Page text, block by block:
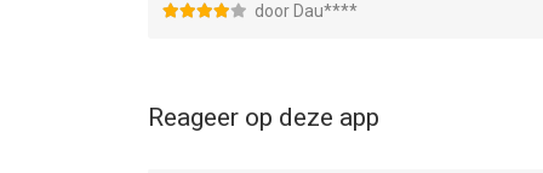
door Dau****
Reageer op deze app